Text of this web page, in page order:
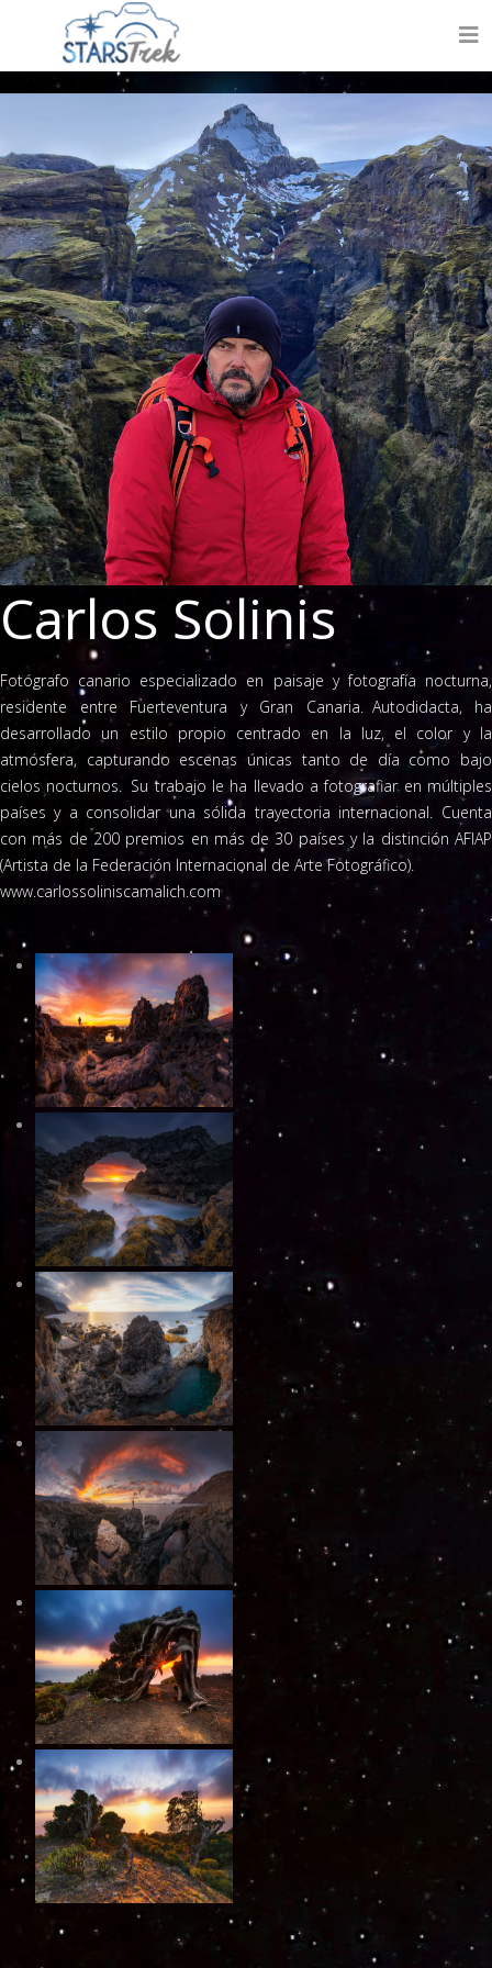
Carlos Solinis
Fotógrafo canario especializado en paisaje y fotografía nocturna,
residente entre Fuerteventura y Gran Canaria. Autodidacta, ha
desarrollado un estilo propio centrado en la luz, el color y la
atmósfera, capturando escenas únicas tanto de día como bajo
cielos nocturnos. Su trabajo le ha llevado a fotografiar en múltiples
países y a consolidar una sólida trayectoria internacional. Cuenta
con más de 200 premios en más de 30 países y la distinción AFIAP
(Artista de la Federación Internacional de Arte Fotográfico).
www.carlossoliniscamalich.com